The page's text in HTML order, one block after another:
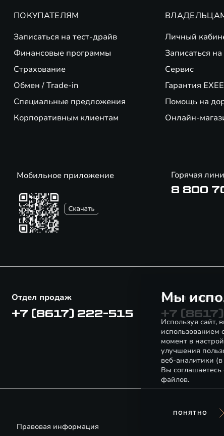
ПОКУПАТЕЛЯМ
Записаться на тест-драйв
Финансовые программы
Страхование
Обмен / Trade-in
Специальные предложения
Корпоративным клиентам
Личный
Записаться
Сервис
Гарантия
Помощь на
Онлайн-
Мобильное приложение Горячая
8 800
Отдел продаж
+7 (8617) 222-515
Отдел сервиса
+7
Правовая информация
Мы
Используя сайт,
использованием
момент в
улучшения
веб-аналитики
Вы
файлов.
ПОНЯТНО